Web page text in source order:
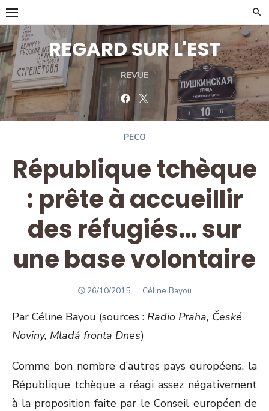
Skip
to
content
REGARD SUR L'EST
REVUE
FacebookTwitter
PECO
République tchèque
: prête à accueillir
des réfugiés… sur
une base volontaire
POSTED
26/10/2015 Author
Céline Bayou
Par Céline Bayou (sources : Radio Praha, České
Noviny, Mladá fronta Dnes)
Comme bon nombre d’autres pays européens, la
République tchèque a réagi assez négativement
à la proposition faite par le Conseil européen de